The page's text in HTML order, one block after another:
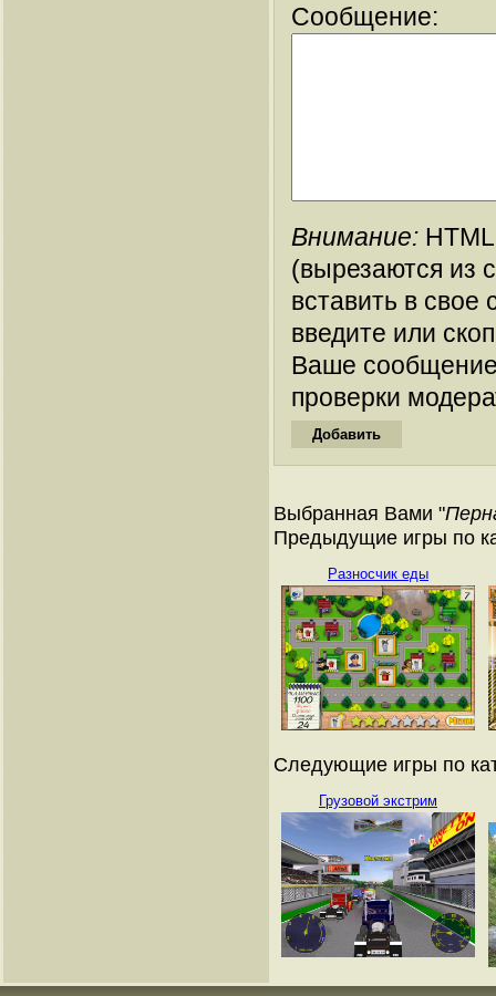
Сообщение:
Внимание:
(вырезаются из
вставить в
введите или
Ваше
проверки
Выбранная Вами "
Предыдущие игры по
Разносчик еды
Следующие игры по
Грузовой экстрим